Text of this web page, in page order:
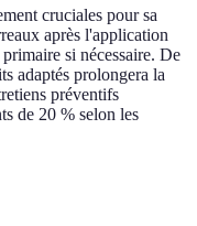
cruciales pour sa
après l'application
si nécessaire. De
adaptés prolongera la
préventifs
de 20 % selon les